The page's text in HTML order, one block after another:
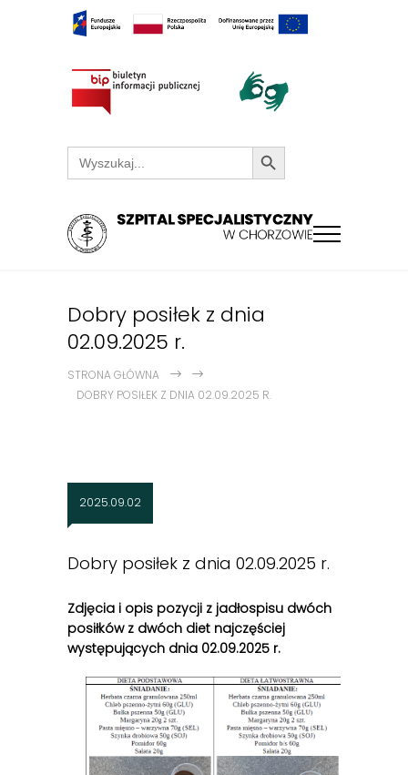
Search
for:
Search Button
Dobry posiłek z dnia
02.09.2025 r.
STRONA GŁÓWNA
DOBRY POSIŁEK Z DNIA 02.09.2025 R.
2025.09.02
Dobry posiłek z dnia 02.09.2025 r.
Zdjęcia i opis pozycji z jadłospisu dwóch
posiłków z dwóch diet najczęściej
występujących dnia 02.09.2025 r.